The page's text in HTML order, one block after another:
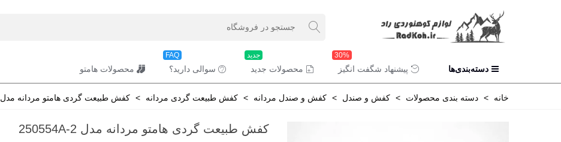
دسته‌بندی‌ها پیشنهاد شگفت انگیز
30%
محصولات جدید
جدید
سوالی دارید؟
FAQ
محصولات هامتو
خانه > دسته بندی محصولات > کفش و صندل > کفش و صندل مردانه > کفش طبیعت گردی مردانه > کفش طبیعت گردی هامتو مردانه مدل 250554A-2
کفش طبیعت گردی هامتو مردانه مدل 250554A-2